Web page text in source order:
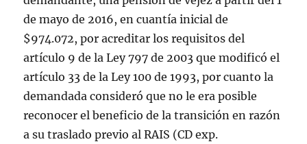
de mayo de 2016, en cuantía inicial de
$974.072, por acreditar los requisitos del
artículo 9 de la Ley 797 de 2003 que modificó el
artículo 33 de la Ley 100 de 1993, por cuanto la
demandada consideró que no le era posible
reconocer el beneficio de la transición en razón
a su traslado previo al RAIS (CD exp.